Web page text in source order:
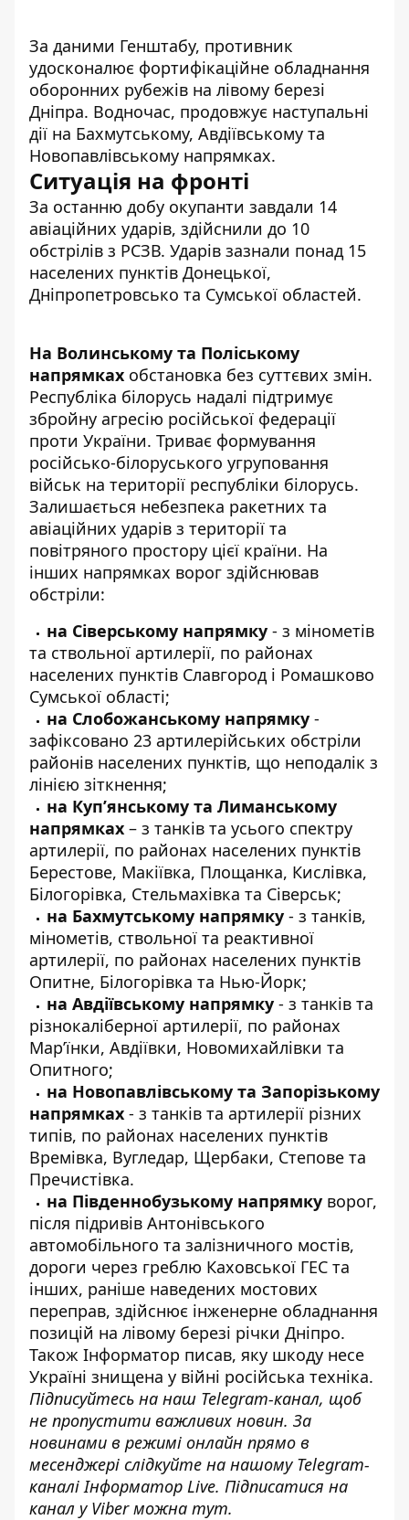
За даними Генштабу, противник
удосконалює фортифікаційне обладнання
оборонних рубежів на лівому березі
Дніпра. Водночас, продовжує наступальні
дії на Бахмутському, Авдіївському та
Новопавлівському напрямках.
Ситуація на фронті
За останню добу окупанти завдали 14
авіаційних ударів, здійснили до 10
обстрілів з РСЗВ. Ударів зазнали понад 15
населених пунктів Донецької,
Дніпропетровсько та Сумської областей.
На Волинському та Поліському
напрямках обстановка без суттєвих змін.
Республіка білорусь надалі підтримує
збройну агресію російської федерації
проти України. Триває формування
російсько-білоруського угруповання
військ на території республіки білорусь.
Залишається небезпека ракетних та
авіаційних ударів з території та
повітряного простору цієї країни. На
інших напрямках ворог здійснював
обстріли:
на Сіверському напрямку - з мінометів
та ствольної артилерії, по районах
населених пунктів Славгород і Ромашково
Сумської області;
на Слобожанському напрямку -
зафіксовано 23 артилерійських обстріли
районів населених пунктів, що неподалік з
лінією зіткнення;
на Куп’янському та Лиманському
напрямках – з танків та усього спектру
артилерії, по районах населених пунктів
Берестове, Макіївка, Площанка, Кислівка,
Білогорівка, Стельмахівка та Сіверськ;
на Бахмутському напрямку - з танків,
мінометів, ствольної та реактивної
артилерії, по районах населених пунктів
Опитне, Білогорівка та Нью-Йорк;
на Авдіївському напрямку - з танків та
різнокаліберної артилерії, по районах
Мар’їнки, Авдіївки, Новомихайлівки та
Опитного;
на Новопавлівському та Запорізькому
напрямках - з танків та артилерії різних
типів, по районах населених пунктів
Времівка, Вугледар, Щербаки, Степове та
Пречистівка.
на Південнобузькому напрямку ворог,
після підривів Антонівського
автомобільного та залізничного мостів,
дороги через греблю Каховської ГЕС та
інших, раніше наведених мостових
переправ, здійснює інженерне обладнання
позицій на лівому березі річки Дніпро.
Також Інформатор писав, яку шкоду несе
Україні знищена у війні російська техніка.
Підписуйтесь на наш Telegram-канал, щоб
не пропустити важливих новин. За
новинами в режимі онлайн прямо в
месенджері слідкуйте на нашому Telegram-
каналіІнформатор Live. Підписатися на
канал у Viber можна тут.